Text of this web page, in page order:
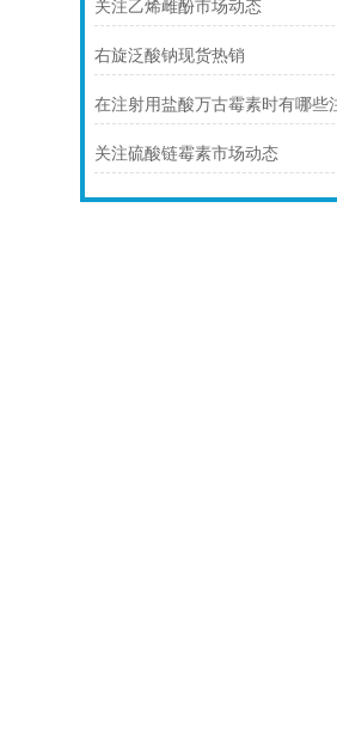
关注乙烯雌酚市场动态
右旋泛酸钠现货热销
关注硫酸链霉素市场动态